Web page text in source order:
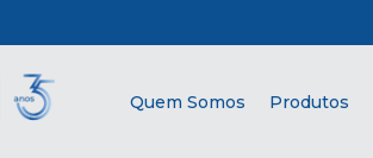
Quem Somos Produtos